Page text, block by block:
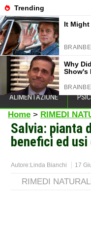
CASA E GIARDINO
ALIMENTAZIONE
Home > RIMEDI
Salvia: pianta
benefici ed
Autore:Linda Bianchi 17
RIMEDI